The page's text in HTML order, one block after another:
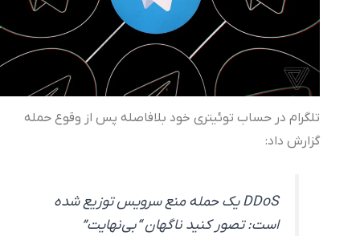
تلگرام در حساب توئیتری خود بلافاصله پس از وقوع حمله
گزارش داد:
DDoS یک حمله منع سرویس توزیع شده
است: تصور کنید ناگهان “بی‌نهایت”